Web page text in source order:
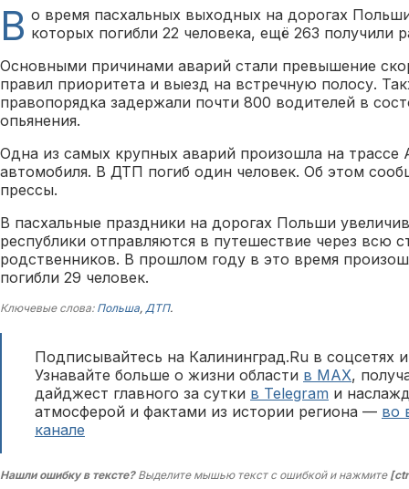
В о время пасхальных выходных на дорогах
которых погибли 22 человека, ещё 263 получили
Основными причинами аварий стали превышение
правил приоритета и выезд на встречную полосу.
правопорядка задержали почти 800 водителей в
опьянения.
Одна из самых крупных аварий произошла на трассе
автомобиля. В ДТП погиб один человек. Об этом
прессы.
В пасхальные праздники на дорогах Польши
республики отправляются в путешествие через всю
родственников. В прошлом году в это время
погибли 29 человек.
Ключевые слова: Польша, ДТП.
Подписывайтесь на Калининград.Ru в соцсетях
Узнавайте больше о жизни области в MAX,
дайджест главного за сутки в Telegram и
атмосферой и фактами из истории региона — во
канале
Нашли ошибку в тексте?Выделите мышью текст с ошибкой и нажмите